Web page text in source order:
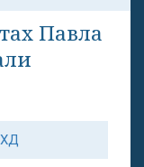
Павла